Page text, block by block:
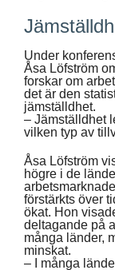
Under
Åsa Löfström
forskar om
det är den
jämställdhet.
– Jämställdhet
vilken typ av
Åsa Löfström
högre i de
förstärkts över
ökat. Hon
deltagande på
många länder,
minskat.
– I många